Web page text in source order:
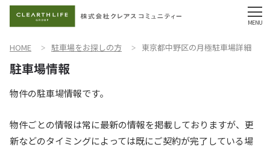
HOME 駐車場をお探しの方 東京都中野区の月極駐車場詳細
物件の駐車場情報です。
物件ごとの情報は常に最新の情報を掲載しておりますが、更
新などのタイミングによっては既にご契約が完了している場